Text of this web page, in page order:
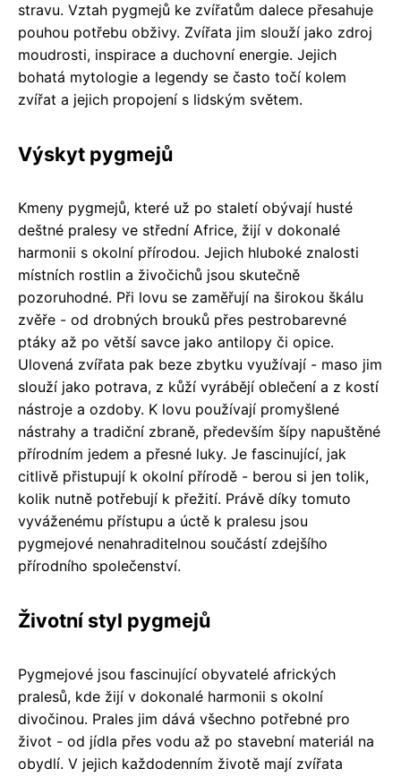
stravu. Vztah pygmejů ke zvířatům dalece přesahuje
pouhou potřebu obživy. Zvířata jim slouží jako zdroj
moudrosti, inspirace a duchovní energie. Jejich
bohatá mytologie a legendy se často točí kolem
zvířat a jejich propojení s lidským světem.
Výskyt pygmejů
Kmeny pygmejů, které už po staletí obývají husté
deštné pralesy ve střední Africe, žijí v dokonalé
harmonii s okolní přírodou. Jejich hluboké znalosti
místních rostlin a živočichů jsou skutečně
pozoruhodné. Při lovu se zaměřují na širokou škálu
zvěře - od drobných brouků přes pestrobarevné
ptáky až po větší savce jako antilopy či opice.
Ulovená zvířata pak beze zbytku využívají - maso jim
slouží jako potrava, z kůží vyrábějí oblečení a z kostí
nástroje a ozdoby. K lovu používají promyšlené
nástrahy a tradiční zbraně, především šípy napuštěné
přírodním jedem a přesné luky. Je fascinující, jak
citlivě přistupují k okolní přírodě - berou si jen tolik,
kolik nutně potřebují k přežití. Právě díky tomuto
vyváženému přístupu a úctě k pralesu jsou
pygmejové nenahraditelnou součástí zdejšího
přírodního společenství.
Životní styl pygmejů
Pygmejové jsou fascinující obyvatelé afrických
pralesů, kde žijí v dokonalé harmonii s okolní
divočinou. Prales jim dává všechno potřebné pro
život - od jídla přes vodu až po stavební materiál na
obydlí. V jejich každodenním životě mají zvířata